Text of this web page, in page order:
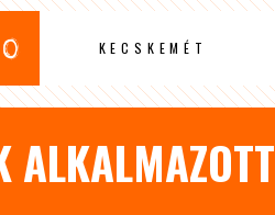
KECSKEMÉT